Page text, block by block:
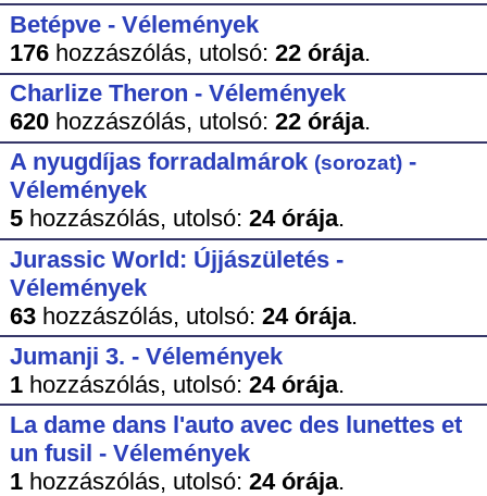
Betépve - Vélemények
176hozzászólás, utolsó: 22 órája.
Charlize Theron - Vélemények
620hozzászólás, utolsó: 22 órája.
A nyugdíjas forradalmárok (sorozat)-
Vélemények
5hozzászólás, utolsó: 24 órája.
Jurassic World: Újjászületés -
Vélemények
63hozzászólás, utolsó: 24 órája.
Jumanji 3. - Vélemények
1hozzászólás, utolsó: 24 órája.
La dame dans l'auto avec des lunettes et
un fusil - Vélemények
1hozzászólás, utolsó: 24 órája.